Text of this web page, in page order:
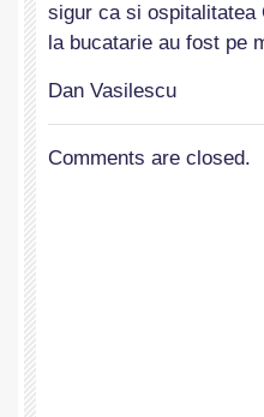
sigur ca si ospitalitatea
la bucatarie au fost pe
Dan Vasilescu
Comments are closed.